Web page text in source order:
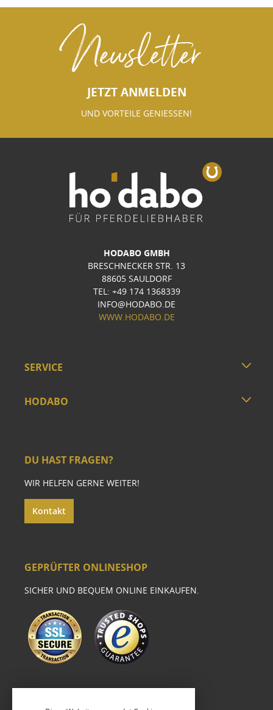
Newsletter
JETZT ANMELDEN
UND VORTEILE GENIESSEN!
HODABO GMBH
BRESCHNECKER STR. 13
88605 SAULDORF
TEL: +49 174 1368339
INFO@HODABO.DE
WWW.HODABO.DE
SERVICE
HODABO
DU HAST FRAGEN?
WIR HELFEN GERNE WEITER!
Kontakt
GEPRÜFTER ONLINESHOP
SICHER UND BEQUEM ONLINE EINKAUFEN.